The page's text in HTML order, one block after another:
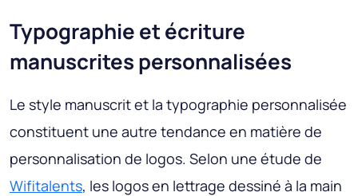
Typographie et écriture
manuscrites personnalisées
Le style manuscrit et la typographie personnalisée
constituent une autre tendance en matière de
personnalisation de logos. Selon une étude de
Wifitalents, les logos en lettrage dessiné à la main